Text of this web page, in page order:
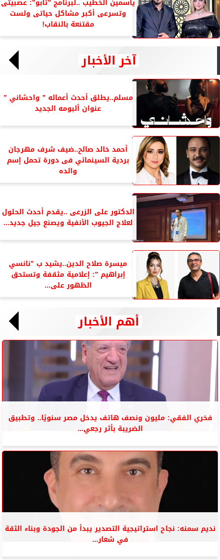
ياسمين الخطيب ..لبرنامج ”تابو”: عصبيتى
وتسرعى أكبر مشاكل حياتى ولست
مقتنعة بالنقاب!
آخر الأخبار
مسلم..يطلق أحدث أعماله ” واحشاني ”
عنوان ألبومه الجديد
أحمد خالد صالح..ضيف شرف مهرجان
بردية السينمائي فى دورة تحمل إسم
والده
الدكتور على الزرعى ..يقدم أحدث الحلول
لعلاج الجيوب الأنفية ويصنع جيل جديد...
ميسرة صلاح الدين..يشيد ب ”نانسي
إبراهيم ”: إعلامية مثقفة وتستحق
الظهور على...
أهم الأخبار
فخري الفقي: مليون ونصف هاتف يدخل مصر سنويًا.. وتطبيق
الضريبة بأثر رجعي...
نديم سمنه: نجاح استراتيجية التصدير يبدأ من الجودة وبناء الثقة
في شعار...